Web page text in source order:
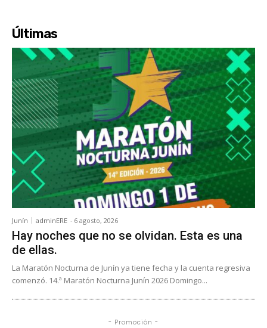
Últimas
Junín adminERE - 6 agosto, 2026
Hay noches que no se olvidan. Esta es una
de ellas.
La Maratón Nocturna de Junín ya tiene fecha y la cuenta regresiva
comenzó. 14.ª Maratón Nocturna Junín 2026 Domingo...
- Promoción -